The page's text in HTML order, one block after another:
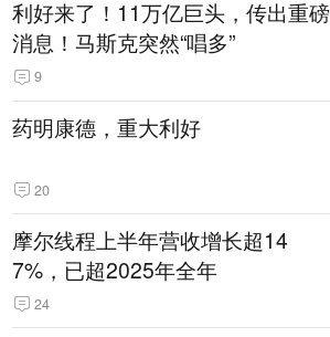
利好来了！11万亿巨头，传出重磅
消息！马斯克突然“唱多”
9
药明康德，重大利好
20
摩尔线程上半年营收增长超14
7%，已超2025年全年
24